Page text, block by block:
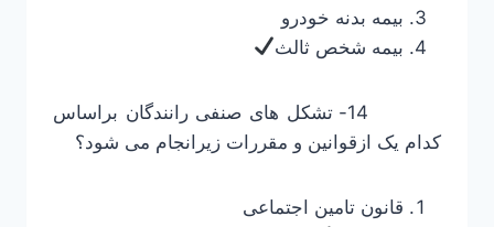
بیمه بدنه خودرو
بیمه شخص ثالث
14- تشکل های صنفی رانندگان براساس
کدام یک ازقوانین و مقررات زیرانجام می شود؟
قانون تامین اجتماعی